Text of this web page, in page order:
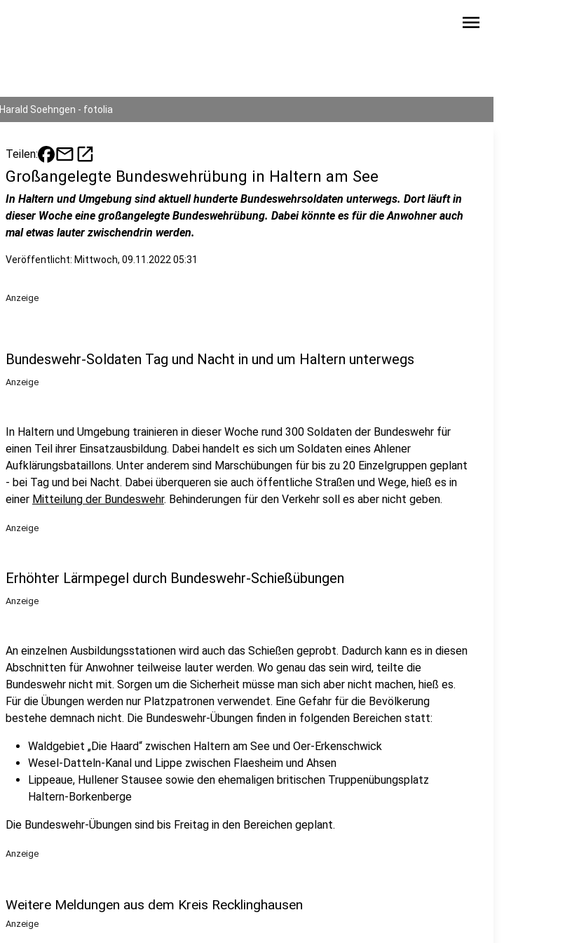
menu
Harald Soehngen - fotolia
Teilen: mailopen_in_new
Großangelegte Bundeswehrübung in Haltern am See
In Haltern und Umgebung sind aktuell hunderte Bundeswehrsoldaten unterwegs. Dort läuft in
dieser Woche eine großangelegte Bundeswehrübung. Dabei könnte es für die Anwohner auch
mal etwas lauter zwischendrin werden.
Veröffentlicht: Mittwoch, 09.11.2022 05:31
Anzeige
Bundeswehr-Soldaten Tag und Nacht in und um Haltern unterwegs
Anzeige
In Haltern und Umgebung trainieren in dieser Woche rund 300 Soldaten der Bundeswehr für
einen Teil ihrer Einsatzausbildung. Dabei handelt es sich um Soldaten eines Ahlener
Aufklärungsbataillons. Unter anderem sind Marschübungen für bis zu 20 Einzelgruppen geplant
- bei Tag und bei Nacht. Dabei überqueren sie auch öffentliche Straßen und Wege, hieß es in
einer Mitteilung der Bundeswehr. Behinderungen für den Verkehr soll es aber nicht geben.
Anzeige
Erhöhter Lärmpegel durch Bundeswehr-Schießübungen
Anzeige
An einzelnen Ausbildungsstationen wird auch das Schießen geprobt. Dadurch kann es in diesen
Abschnitten für Anwohner teilweise lauter werden. Wo genau das sein wird, teilte die
Bundeswehr nicht mit. Sorgen um die Sicherheit müsse man sich aber nicht machen, hieß es.
Für die Übungen werden nur Platzpatronen verwendet. Eine Gefahr für die Bevölkerung
bestehe demnach nicht. Die Bundeswehr-Übungen finden in folgenden Bereichen statt:
Waldgebiet „Die Haard“ zwischen Haltern am See und Oer-Erkenschwick
Wesel-Datteln-Kanal und Lippe zwischen Flaesheim und Ahsen
Lippeaue, Hullener Stausee sowie den ehemaligen britischen Truppenübungsplatz
Haltern-Borkenberge
Die Bundeswehr-Übungen sind bis Freitag in den Bereichen geplant.
Anzeige
Weitere Meldungen aus dem Kreis Recklinghausen
Anzeige